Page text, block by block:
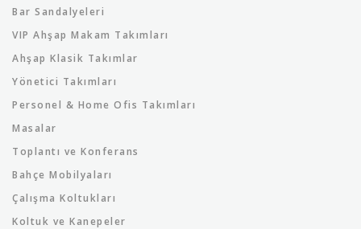
Bar Sandalyeleri
VIP Ahşap Makam Takımları
Ahşap Klasik Takımlar
Yönetici Takımları
Personel & Home Ofis Takımları
Masalar
Toplantı ve Konferans
Bahçe Mobilyaları
Çalışma Koltukları
Koltuk ve Kanepeler